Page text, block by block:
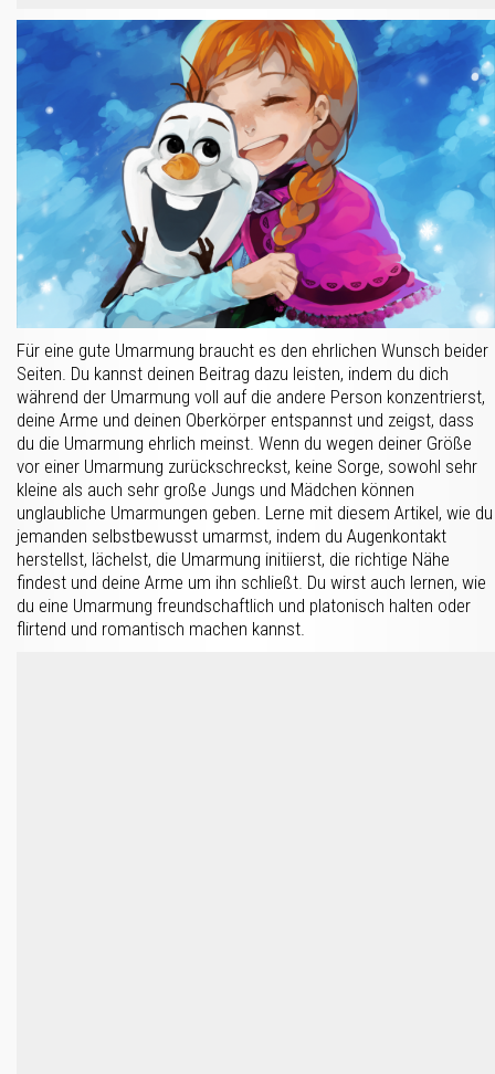
Für eine gute Umarmung braucht es den ehrlichen Wunsch beider
Seiten. Du kannst deinen Beitrag dazu leisten, indem du dich
während der Umarmung voll auf die andere Person konzentrierst,
deine Arme und deinen Oberkörper entspannst und zeigst, dass
du die Umarmung ehrlich meinst. Wenn du wegen deiner Größe
vor einer Umarmung zurückschreckst, keine Sorge, sowohl sehr
kleine als auch sehr große Jungs und Mädchen können
unglaubliche Umarmungen geben. Lerne mit diesem Artikel, wie du
jemanden selbstbewusst umarmst, indem du Augenkontakt
herstellst, lächelst, die Umarmung initiierst, die richtige Nähe
findest und deine Arme um ihn schließt. Du wirst auch lernen, wie
du eine Umarmung freundschaftlich und platonisch halten oder
flirtend und romantisch machen kannst.